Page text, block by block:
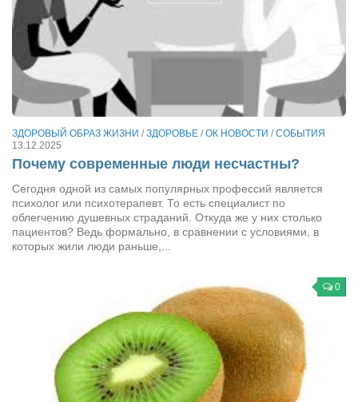
ЗДОРОВЫЙ ОБРАЗ ЖИЗНИ /ЗДОРОВЬЕ /ОК НОВОСТИ /СОБЫТИЯ
13.12.2025
Почему современные люди несчастны?
Сегодня одной из самых популярных профессий является
психолог или психотерапевт. То есть специалист по
облегчению душевных страданий. Откуда же у них столько
пациентов? Ведь формально, в сравнении с условиями, в
которых жили люди раньше,...
0